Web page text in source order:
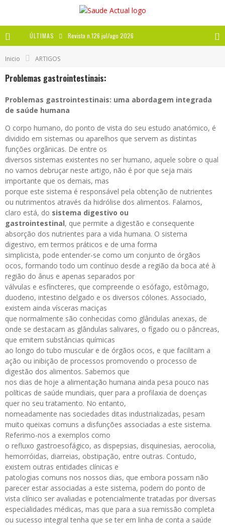
ÚLTIMAS Revista n.126 jul/ago 2026
Revista n.124 mar/abr 2026
A IMPORTÂNCIA DOS ANTIOXIDANTES
Inicio ARTIGOS
Problemas gastrointestinais:
Problemas gastrointestinais: uma abordagem integrada
de saúde humana
O corpo humano, do ponto de vista do seu estudo anatómico, é
dividido em sistemas ou aparelhos que servem as distintas
funções orgânicas. De entre os
diversos sistemas existentes no ser humano, aquele sobre o qual
no vamos debruçar neste artigo, não é por que seja mais
importante que os demais, mas
porque este sistema é responsável pela obtenção de nutrientes
ou nutrimentos através da hidrólise dos alimentos. Falamos,
claro está, do sistema digestivo ou
gastrointestinal, que permite a digestão e consequente
absorção dos nutrientes para a vida humana. O sistema
digestivo, em termos práticos e de uma forma
simplicista, pode entender-se como um conjunto de órgãos
ocos, formando todo um contínuo desde a região da boca até à
região do ânus e apenas separados por
válvulas e esfíncteres, que compreende o esófago, estômago,
duodeno, intestino delgado e os diversos cólones. Associado,
existem ainda vísceras maciças
que normalmente são conhecidas como glândulas anexas, de
onde se destacam as glândulas salivares, o fígado ou o pâncreas,
que emitem substâncias químicas
ao longo do tubo muscular e de órgãos ocos, e que facilitam a
ação ou inibição de processos promovendo o processo de
digestão dos alimentos. Sabemos que
nos dias de hoje a alimentação humana ainda pesa pouco nas
políticas de saúde mundiais, quer para a profilaxia de doenças
quer no seu tratamento. No entanto,
nomeadamente nas sociedades ditas industrializadas, pesam
muito queixas comuns a disfunções associadas a este sistema.
Referimo-nos a exemplos como
o refluxo gastroesofágico, as dispepsias, disquinesias, aerocolia,
hemorróidas, diarreias, obstipação, entre outras. Contudo,
existem outras entidades clínicas e
patologias comuns nos nossos dias, que embora possam não
parecer estar associadas a este sistema, podem do ponto de
vista clínico ser avaliadas e potencialmente tratadas por diversas
especialidades médicas, mas que para a sua remissão completa
ou sucesso integral tenha que se ter em linha de conta a saúde